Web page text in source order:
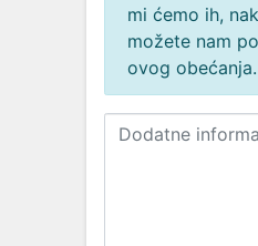
mi ćemo ih,
možete nam
ovog obećanja.